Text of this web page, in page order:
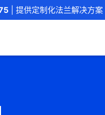
| 提供定制化法兰解决方案